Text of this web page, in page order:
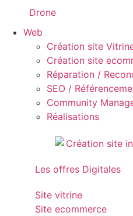
Drone
Web
Création site
Création site
Réparation /
SEO /
Community
Réalisations
Les offres Digitales
Site vitrine
Site ecommerce